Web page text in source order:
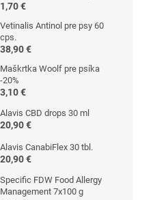
1,70 €
Vetinalis Antinol pre psy 60
cps.
38,90 €
Maškrtka Woolf pre psíka
-20%
3,10 €
Alavis CBD drops 30 ml
20,90 €
Alavis CanabiFlex 30 tbl.
20,90 €
Specific FDW Food Allergy
Management 7x100 g